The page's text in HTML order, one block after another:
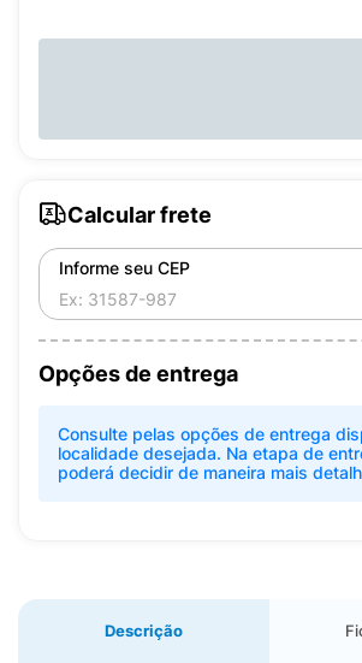
Calcular frete
Informe seu CEP
Opções de entrega
Consulte pelas opções de entrega
localidade desejada. Na etapa de
poderá decidir de maneira mais
Descrição